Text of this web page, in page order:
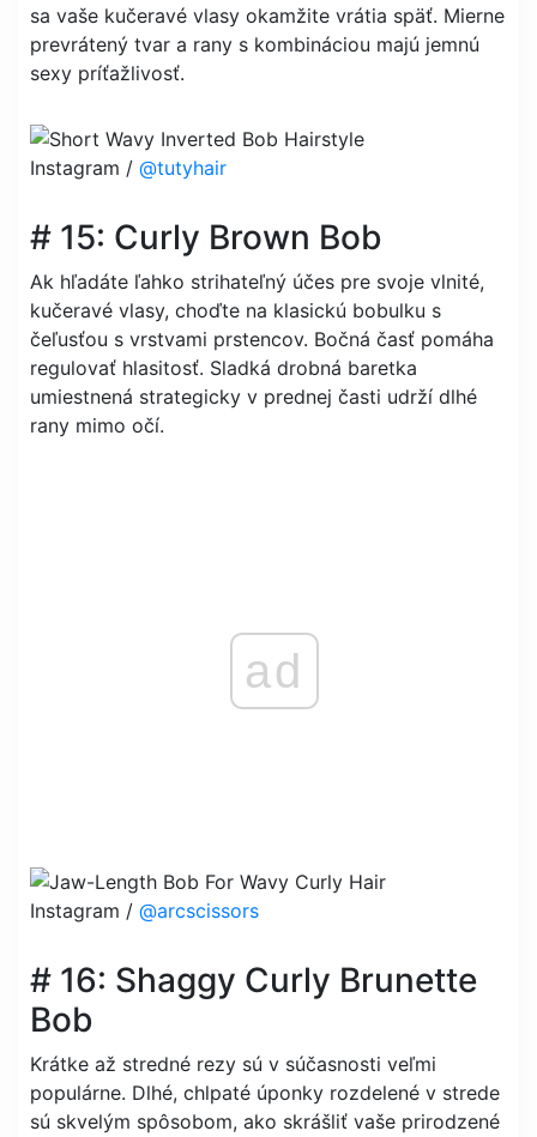
sa vaše kučeravé vlasy okamžite vrátia späť. Mierne
prevrátený tvar a rany s kombináciou majú jemnú
sexy príťažlivosť.
Instagram / @tutyhair
# 15: Curly Brown Bob
Ak hľadáte ľahko strihateľný účes pre svoje vlnité,
kučeravé vlasy, choďte na klasickú bobulku s
čeľusťou s vrstvami prstencov. Bočná časť pomáha
regulovať hlasitosť. Sladká drobná baretka
umiestnená strategicky v prednej časti udrží dlhé
rany mimo očí.
ad
Instagram / @arcscissors
# 16: Shaggy Curly Brunette
Bob
Krátke až stredné rezy sú v súčasnosti veľmi
populárne. Dlhé, chlpaté úponky rozdelené v strede
sú skvelým spôsobom, ako skrášliť vaše prirodzené